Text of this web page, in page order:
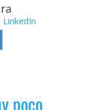
LinkedIn
poco